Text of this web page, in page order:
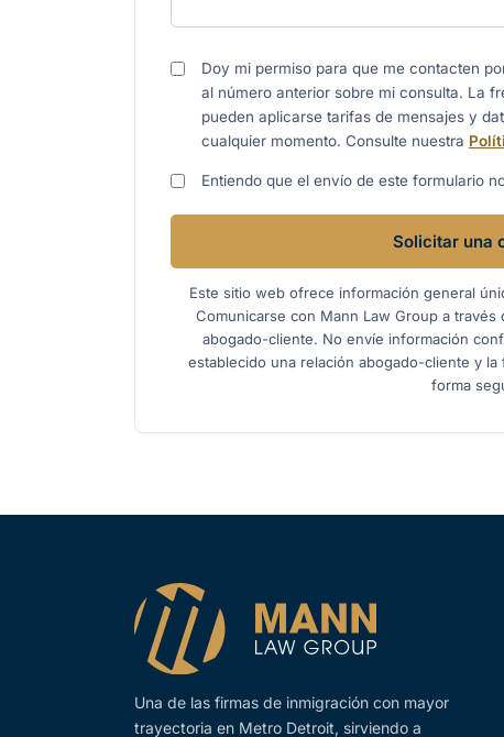
Doy mi permiso para que me contacten
al número anterior sobre mi consulta. La
pueden aplicarse tarifas de mensajes y
cualquier momento. Consulte nuestra
Entiendo que el envío de este formulario
Solicitar una
Este sitio web ofrece información general
Comunicarse con Mann Law Group a
abogado-cliente. No envíe información
establecido una relación abogado-cliente y
forma
Una de las firmas de inmigración con mayor
trayectoria en Metro Detroit, sirviendo a